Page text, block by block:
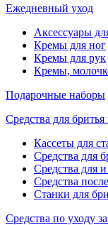
Ежедневный уход
Аксессуары
Кремы для ног
Кремы для рук
Кремы,
Подарочные наборы
Средства для
Кассеты для
Средства для
Средства для
Средства
Станки для
Средства по уходу